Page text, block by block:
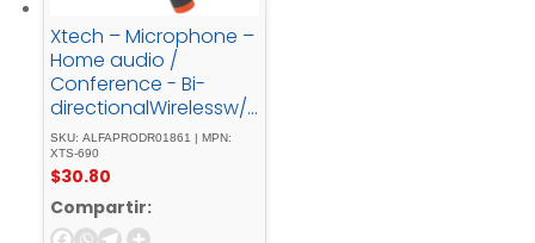
Xtech – Microphone –
Home audio /
Conference - Bi-
directionalWirelessw/r
eceiver - XTS-690
SKU: ALFAPRODR01861 | MPN:
XTS-690
$30.80
Compartir: